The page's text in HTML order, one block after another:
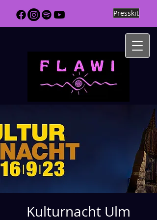
Presskit
Kulturnacht Ulm